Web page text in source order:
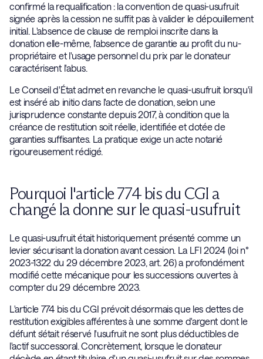
confirmé la requalification : la convention de quasi-usufruit
signée après la cession ne suffit pas à valider le dépouillement
initial. L'absence de clause de remploi inscrite dans la
donation elle-même, l'absence de garantie au profit du nu-
propriétaire et l'usage personnel du prix par le donateur
caractérisent l'abus.
Le Conseil d'État admet en revanche le quasi-usufruit lorsqu'il
est inséré ab initio dans l'acte de donation, selon une
jurisprudence constante depuis 2017, à condition que la
créance de restitution soit réelle, identifiée et dotée de
garanties suffisantes. La pratique exige un acte notarié
rigoureusement rédigé.
Pourquoi l'article 774 bis du CGI a
changé la donne sur le quasi-usufruit
Le quasi-usufruit était historiquement présenté comme un
levier sécurisant la donation avant cession. La LFI 2024 (loi n°
2023-1322 du 29 décembre 2023, art. 26) a profondément
modifié cette mécanique pour les successions ouvertes à
compter du 29 décembre 2023.
L'article 774 bis du CGI prévoit désormais que les dettes de
restitution exigibles afférentes à une somme d'argent dont le
défunt s'était réservé l'usufruit ne sont plus déductibles de
l'actif successoral. Concrètement, lorsque le donateur